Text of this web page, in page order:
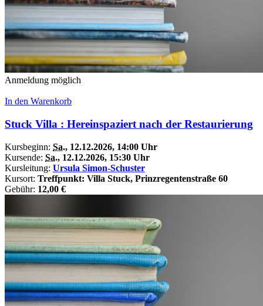
Anmeldung möglich
In den Warenkorb
Stuck Villa : Hereinspaziert nach der Restaurierung
Kursbeginn: Sa., 12.12.2026, 14:00 Uhr
Kursende: Sa., 12.12.2026, 15:30 Uhr
Kursleitung: Ursula Simon-Schuster
Kursort: Treffpunkt: Villa Stuck, Prinzregentenstraße 60
Gebühr: 12,00 €